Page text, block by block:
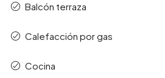
Balcón terraza
Calefacción por gas
Cocina